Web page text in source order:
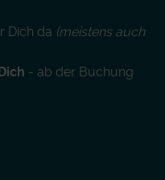
Dich da (meistens auch
- ab der Buchung